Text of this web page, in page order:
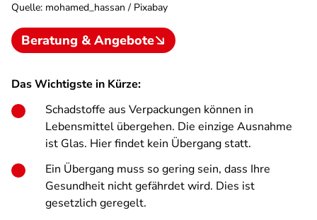
Quelle: mohamed_hassan / Pixabay
Beratung & Angebote
Das Wichtigste in Kürze:
Schadstoffe aus Verpackungen können in
Lebensmittel übergehen. Die einzige Ausnahme
ist Glas. Hier findet kein Übergang statt.
Ein Übergang muss so gering sein, dass Ihre
Gesundheit nicht gefährdet wird. Dies ist
gesetzlich geregelt.